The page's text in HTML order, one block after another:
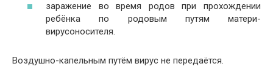
заражение во время родов при прохождении
ребёнка по родовым путям матери-
вирусоносителя.
Воздушно-капельным путём вирус не передаётся.